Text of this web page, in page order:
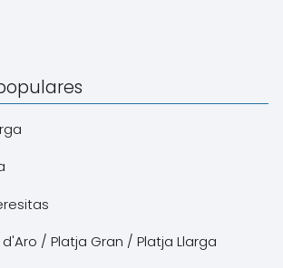
/ Platja Gran / Platja Llarga